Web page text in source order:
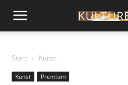
Start Kunst
Kunst Premium